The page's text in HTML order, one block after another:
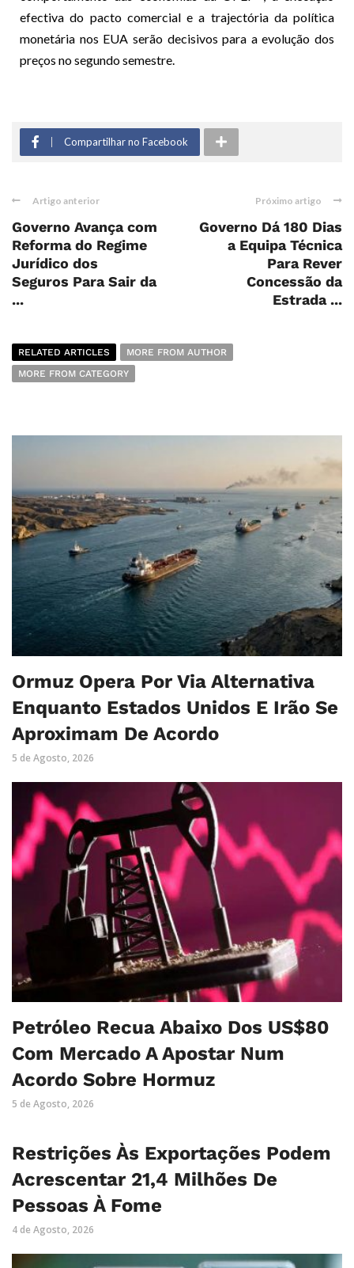
efectiva do pacto comercial e a trajectória da política
monetária nos EUA serão decisivos para a evolução dos
preços no segundo semestre.
Compartilhar no Facebook
Artigo anterior
Governo Avança com
Reforma do Regime
Jurídico dos
Seguros Para Sair da
...
Próximo artigo
Governo Dá 180 Dias
a Equipa Técnica
Para Rever
Concessão da
Estrada ...
RELATED ARTICLES
MORE FROM AUTHOR
MORE FROM CATEGORY
Ormuz Opera Por Via Alternativa
Enquanto Estados Unidos E Irão Se
Aproximam De Acordo
5 de Agosto, 2026
Petróleo Recua Abaixo Dos US$80
Com Mercado A Apostar Num
Acordo Sobre Hormuz
5 de Agosto, 2026
Restrições Às Exportações Podem
Acrescentar 21,4 Milhões De
Pessoas À Fome
4 de Agosto, 2026